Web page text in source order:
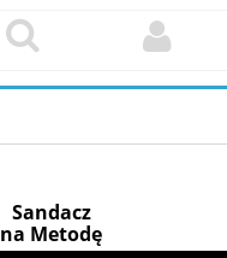
Sandacz
na Metodę